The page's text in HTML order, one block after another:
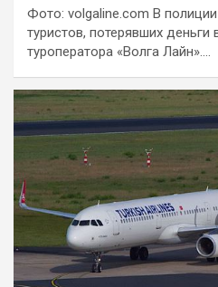
Фото: volgaline.com В
туристов, потерявших деньги
туроператора «Волга Лайн».…